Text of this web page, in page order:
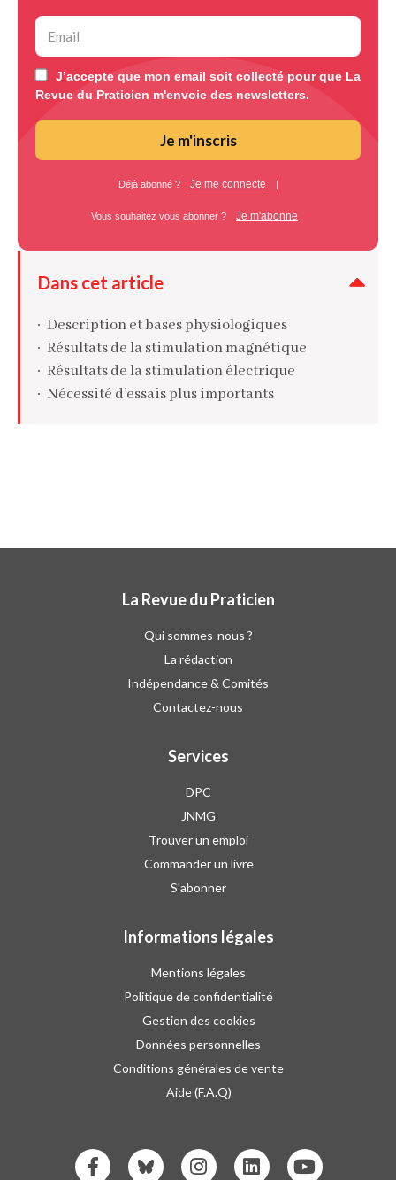
J’accepte que mon email soit collecté pour que La
Revue du Praticien m'envoie des newsletters.
Je m'inscris
Déjà abonné ? Je me connecte |
Vous souhaitez vous abonner ? Je m'abonne
Dans cet article
Description et bases physiologiques
Résultats de la stimulation magnétique
Résultats de la stimulation électrique
Nécessité d’essais plus importants
La Revue du Praticien
Qui sommes-nous ?
La rédaction
Indépendance & Comités
Contactez-nous
Services
DPC
JNMG
Trouver un emploi
Commander un livre
S'abonner
Informations légales
Mentions légales
Politique de confidentialité
Gestion des cookies
Données personnelles
Conditions générales de vente
Aide (F.A.Q)